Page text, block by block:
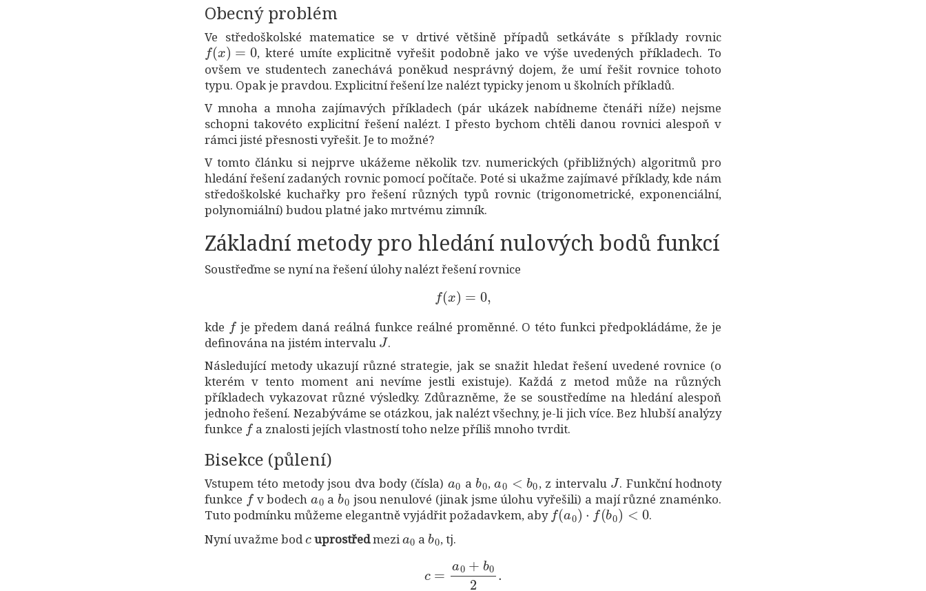
Obecný problém
Ve středoškolské matematice se v drtivé většině případů setkáváte s příklady rovnic
f(x )=0
, které umíte explicitně vyřešit podobně jako ve výše uvedených příkladech. To
ovšem ve studentech zanechává poněkud nesprávný dojem, že umí řešit rovnice tohoto
typu. Opak je pravdou. Explicitní řešení lze nalézt typicky jenom u školních příkladů.
V mnoha a mnoha zajímavých příkladech (pár ukázek nabídneme čtenáři níže) nejsme
schopni takovéto explicitní řešení nalézt. I přesto bychom chtěli danou rovnici alespoň v
rámci jisté přesnosti vyřešit. Je to možné?
V tomto článku si nejprve ukážeme několik tzv. numerických (přibližných) algoritmů pro
hledání řešení zadaných rovnic pomocí počítače. Poté si ukažme zajímavé příklady, kde nám
středoškolské kuchařky pro řešení různých typů rovnic (trigonometrické, exponenciální,
polynomiální) budou platné jako mrtvému zimník.
Základní metody pro hledání nulových bodů funkcí
Soustřeďme se nyní na řešení úlohy nalézt řešení rovnice
f(x =0 ,
kde
je předem daná reálná funkce reálné proměnné. O této funkci předpokládáme, že je
definována na jistém intervalu
J
.
Následující metody ukazují různé strategie, jak se snažit hledat řešení uvedené rovnice (o
kterém v tento moment ani nevíme jestli existuje). Každá z metod může na různých
příkladech vykazovat různé výsledky. Zdůrazněme, že se soustředíme na hledání alespoň
jednoho řešení. Nezabýváme se otázkou, jak nalézt všechny, je-li jich více. Bez hlubší analýzy
funkce
f
a znalosti jejích vlastností toho nelze příliš mnoho tvrdit.
Bisekce (půlení)
Vstupem této metody jsou dva body (čísla) a
b
,
0
, z intervalu
J
. Funkční hodnoty
funkce
f
v bodech
a0
a
b0
jsou nenulové (jinak jsme úlohu vyřešili) a mají různé znaménko.
Tuto podmínku můžeme elegantně vyjádřit požadavkem, aby
f(a0)⋅ f( b0)<0
.
Nyní uvažme bod
uprostředmezi
0
a , tj.
a0+ b02.